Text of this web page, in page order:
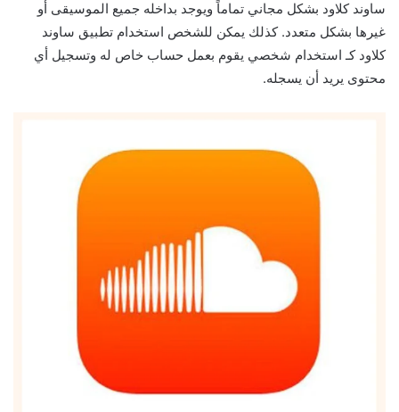
ساوند كلاود بشكل مجاني تماماً ويوجد بداخله جميع الموسيقى أو
غيرها بشكل متعدد. كذلك يمكن للشخص استخدام تطبيق ساوند
كلاود كـ استخدام شخصي يقوم بعمل حساب خاص له وتسجيل أي
محتوى يريد أن يسجله.